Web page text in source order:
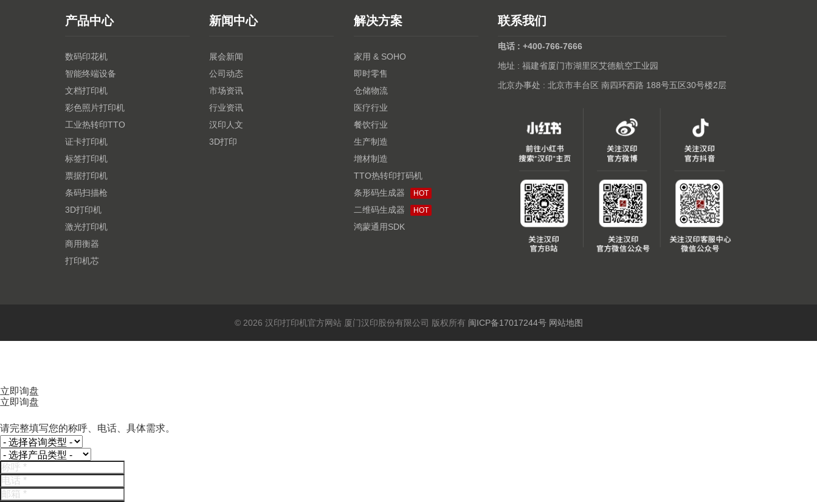
产品中心
数码印花机
智能终端设备
文档打印机
彩色照片打印机
工业热转印TTO
证卡打印机
标签打印机
票据打印机
条码扫描枪
3D打印机
激光打印机
商用衡器
打印机芯
新闻中心
展会新闻
公司动态
市场资讯
行业资讯
汉印人文
3D打印
解决方案
家用 & SOHO
即时零售
仓储物流
医疗行业
餐饮行业
生产制造
增材制造
TTO热转印打码机
条形码生成器
HOT
二维码生成器 HOT
鸿蒙通用SDK
联系我们
电话 : +400-766-7666
地址 : 福建省厦门市湖里区艾德航空工业园
北京办事处 : 北京市丰台区 南四环西路 188号五区30号楼2层
© 2026 汉印打印机官方网站 厦门汉印股份有限公司 版权所有 闽ICP备17017244号 网站地图
立即询盘
立即询盘
请完整填写您的称呼、电话、具体需求。